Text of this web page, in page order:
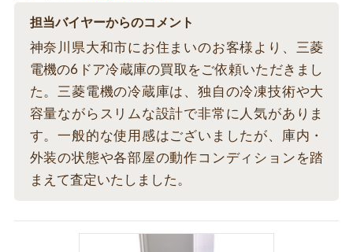
担当バイヤーからのコメント
神奈川県大和市にお住まいのお客様より、三菱
電機の6ドア冷蔵庫の買取をご依頼いただきまし
た。三菱電機の冷蔵庫は、独自の冷凍技術や大
容量ながらスリムな設計で非常に人気がありま
す。一般的な使用感はございましたが、庫内・
外装の状態や各部屋の動作コンディションを踏
まえて査定いたしました。